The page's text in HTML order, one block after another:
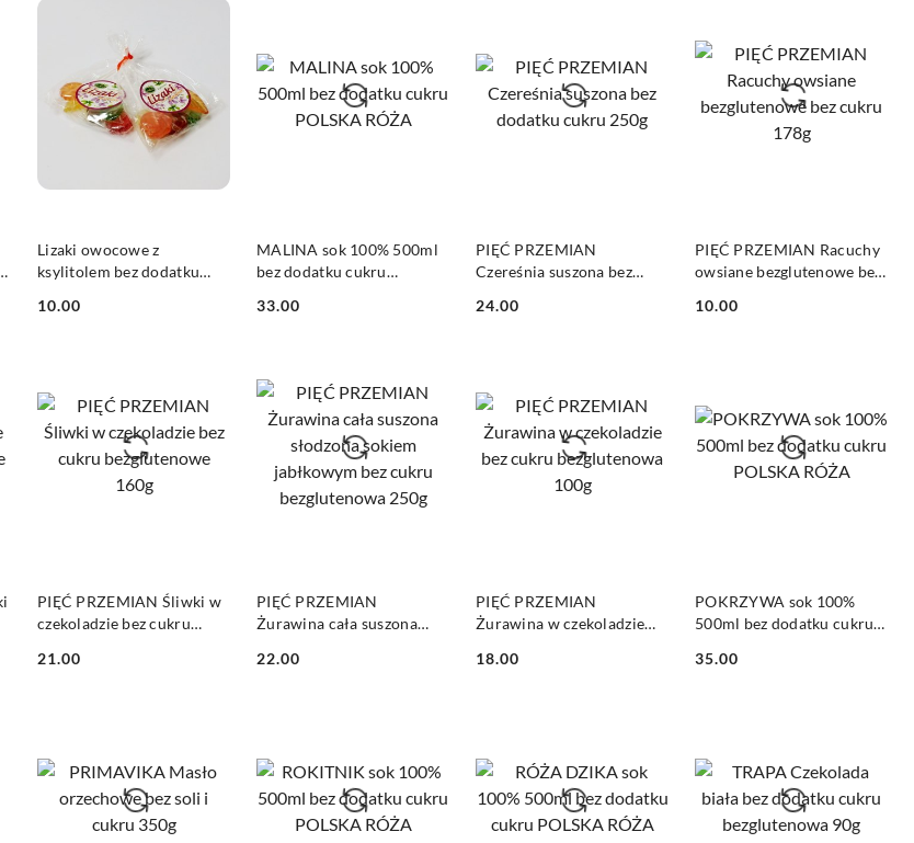
Lizaki owocowe z
ksylitolem bez dodatku
Cena:
10.00
MALINA sok 100% 500ml
bez dodatku cukru
Cena:
33.00
PIĘĆ PRZEMIAN
Czereśnia suszona bez
Cena:
24.00
PIĘĆ PRZEMIAN Racuchy
owsiane bezglutenowe bez
Cena:
10.00
PIĘĆ PRZEMIAN Śliwki w
czekoladzie bez cukru
Cena:
21.00
DO KOSZYKA
PIĘĆ PRZEMIAN
Żurawina cała suszona
jabłkowym bez cukru
Cena:
22.00
PIĘĆ PRZEMIAN
Żurawina w czekoladzie
100g
Cena:
18.00
POKRZYWA sok 100%
500ml bez dodatku cukru
Cena:
35.00